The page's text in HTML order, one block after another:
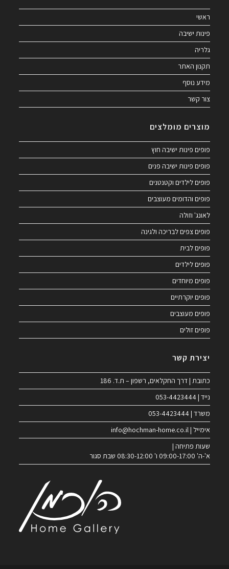
ראשי
פינות ישיבה
גלריה
תקנון האתר
מידע נוסף
צור קשר
מוצרים מומלצים
פופים פינות ישיבה חוץ
פופים פינות ישיבה פנים
פופים לילדים וקטנטנים
פופים והדומים מעוצבים
לאונג' וזולה
פופים צפים לבריכה ולגינה
פופים לבית
פופים לילדים
פופים מיוחדים
פופים יוקרתיים
פופים מעוצבים
פופים זולים
יצירת קשר
כתובת | דרך החקלאים, רשפון – ת.ד. 186
נייד | 053-4423444
משרד | 053-4423444
אימייל | info@hochman-home.co.il
שעות פתיחה |
א'-ה' 09:00-17:00 ו' 08:30-12:00 שבת סגור